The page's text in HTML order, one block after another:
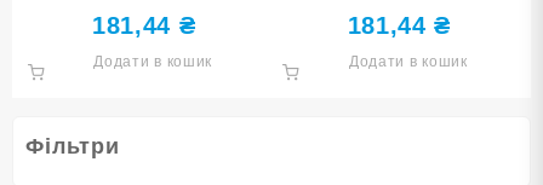
Фільтри
білий розмір XXL
181,44 ₴
Додати в кошик
білий розмір XXXL
181,44₴
Додати в кошик